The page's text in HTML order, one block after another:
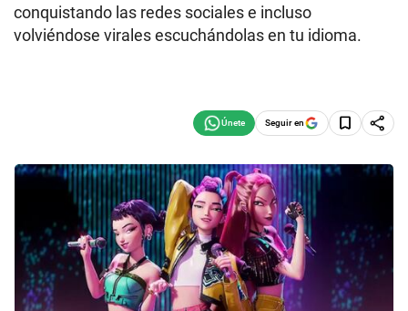
conquistando las redes sociales e incluso
volviéndose virales escuchándolas en tu idioma.
Seguir en